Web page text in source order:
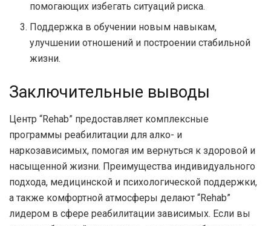
помогающих избегать ситуаций риска.
Поддержка в обучении новым навыкам,
улучшении отношений и построении стабильной
жизни.
Заключительные выводы
Центр “Rehab” предоставляет комплексные
программы реабилитации для алко- и
наркозависимых, помогая им вернуться к здоровой и
насыщенной жизни. Преимущества индивидуального
подхода, медицинской и психологической поддержки,
а также комфортной атмосферы делают “Rehab”
лидером в сфере реабилитации зависимых. Если вы